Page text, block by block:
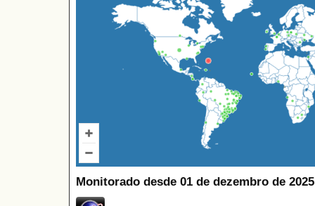
Monitorado desde 01 de dezembro de